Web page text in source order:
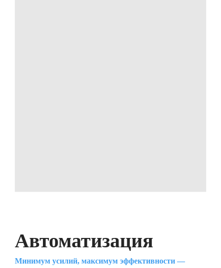
Автоматизация
Минимум усилий, максимум эффективности —